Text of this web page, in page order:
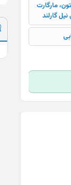
مارگارت
گارلند